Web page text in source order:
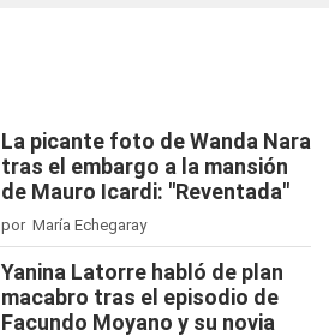
La picante foto de Wanda Nara
tras el embargo a la mansión
de Mauro Icardi: "Reventada"
por María Echegaray
Yanina Latorre habló de plan
macabro tras el episodio de
Facundo Moyano y su novia